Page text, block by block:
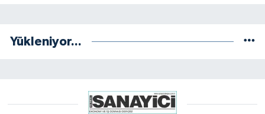
Yükleniyor...